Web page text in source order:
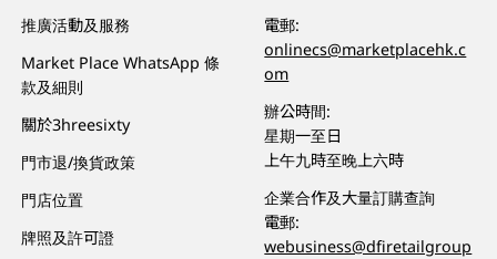
推廣活動及服務
Market Place WhatsApp 條
款及細則
關於3hreesixty
門市退/換貨政策
門店位置
牌照及許可證
電郵:
onlinecs@marketplacehk.c
om
辦公時間:
星期一至日
上午九時至晚上六時
企業合作及大量訂購查詢
電郵:
webusiness@dfiretailgroup